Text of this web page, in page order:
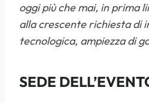
oggi più che mai, in prima
alla crescente richiesta di
tecnologica, ampiezza di
SEDE